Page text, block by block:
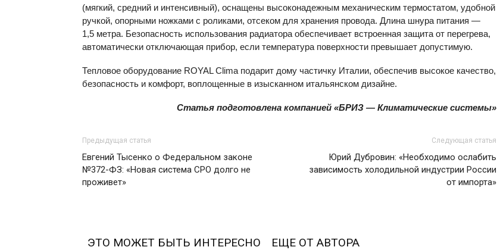
(мягкий, средний и интенсивный), оснащены высоконадежным механическим термостатом, удобной
ручкой, опорными ножками с роликами, отсеком для хранения провода. Длина шнура питания —
1,5 метра. Безопасность использования радиатора обеспечивает встроенная защита от перегрева,
автоматически отключающая прибор, если температура поверхности превышает допустимую.
Тепловое оборудование ROYALClima подарит дому частичку Италии, обеспечив высокое качество,
безопасность и комфорт, воплощенные в изысканном итальянском дизайне.
Статья подготовлена компанией «БРИЗ — Климатические системы»
Предыдущая статья
Евгений Тысенко о Федеральном законе
№372-ФЗ: «Новая система СРО долго не
проживет»
Следующая статья
Юрий Дубровин: «Необходимо ослабить
зависимость холодильной индустрии России
от импорта»
ЭТО МОЖЕТ БЫТЬ ИНТЕРЕСНО ЕЩЕ ОТ АВТОРА